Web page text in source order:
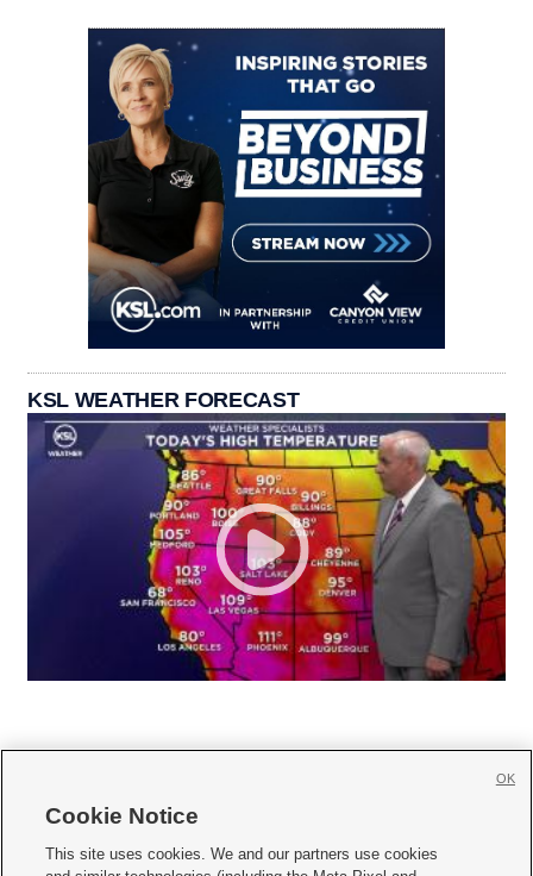
KSL WEATHER FORECAST
     
Cookie Notice
This site uses cookies. We and our partners use cookies
OK